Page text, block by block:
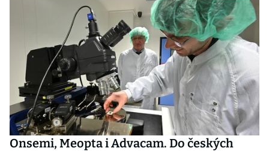
Onsemi, Meopta i Advacam. Do českých